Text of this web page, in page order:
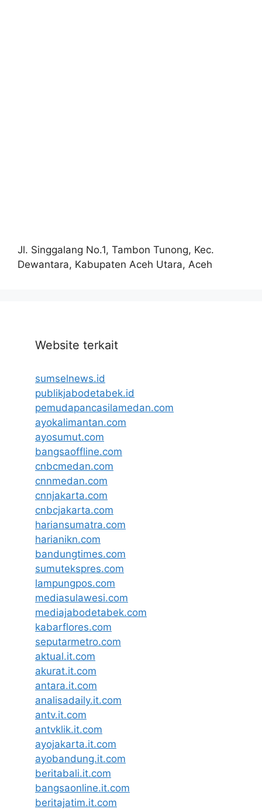
Jl. Singgalang No.1, Tambon Tunong, Kec.
Dewantara, Kabupaten Aceh Utara, Aceh
Website terkait
sumselnews.id
publikjabodetabek.id
pemudapancasilamedan.com
ayokalimantan.com
ayosumut.com
bangsaoffline.com
cnbcmedan.com
cnnmedan.com
cnnjakarta.com
cnbcjakarta.com
hariansumatra.com
harianikn.com
bandungtimes.com
sumutekspres.com
lampungpos.com
mediasulawesi.com
mediajabodetabek.com
kabarflores.com
seputarmetro.com
aktual.it.com
akurat.it.com
antara.it.com
analisadaily.it.com
antv.it.com
antvklik.it.com
ayojakarta.it.com
ayobandung.it.com
beritabali.it.com
bangsaonline.it.com
beritajatim.it.com